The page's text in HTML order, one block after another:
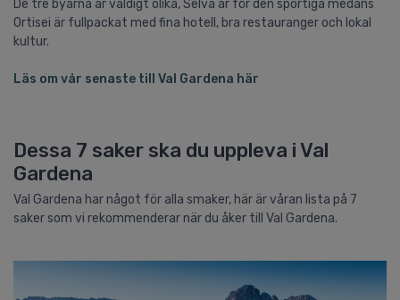
De tre byarna är väldigt olika, Selva är för den sportiga medans
Ortisei är fullpackat med fina hotell, bra restauranger och lokal
kultur.
Läs om vår senaste till Val Gardena här
Dessa 7 saker ska du uppleva i Val
Gardena
Val Gardena har något för alla smaker, här är våran lista på 7
saker som vi rekommenderar när du åker till Val Gardena.